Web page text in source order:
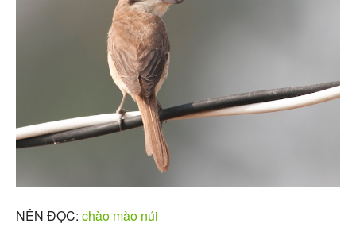
NÊN ĐỌC: chào mào núi